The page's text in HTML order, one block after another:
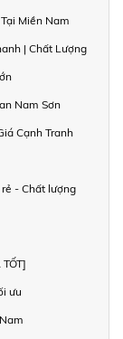
Miền Nam
| Chất Lượng
Nam Sơn
Cạnh Tranh
- Chất lượng
ưu